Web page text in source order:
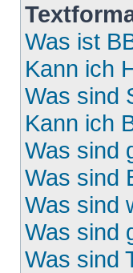
Was ist
Kann ich
Was sind
Kann ich
Was sind
Was sind
Was sind
Was sind
Was sind